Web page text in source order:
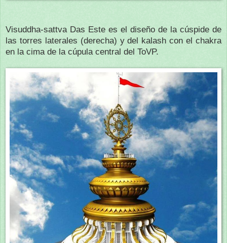
Visuddha-sattva Das Este es el diseño de la cúspide de
las torres laterales (derecha) y del kalash con el chakra
en la cima de la cúpula central del ToVP.